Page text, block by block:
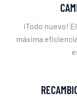
¡Todo nuevo!
máxima